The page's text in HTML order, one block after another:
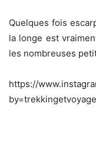
Quelques fois
la longe est
les nombreuses
https://
by=trekkingetvoyage